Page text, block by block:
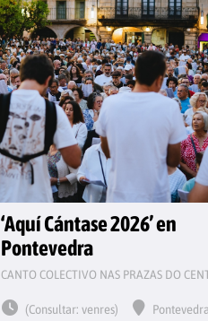
‘Aquí Cántase 2026’ en
Pontevedra
(Consultar: venres) Pontevedra